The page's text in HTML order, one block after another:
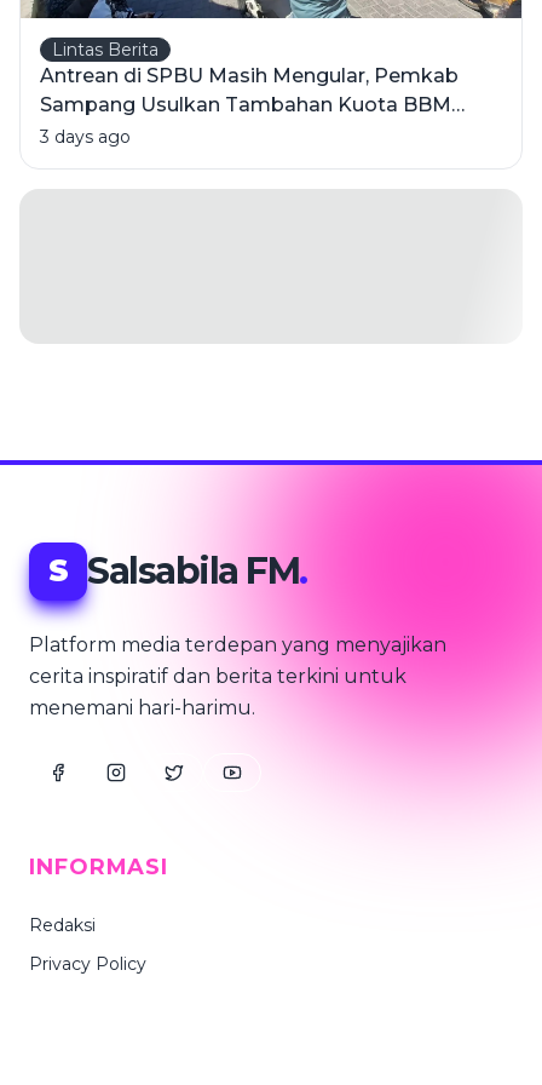
Lintas Berita
Antrean di SPBU Masih Mengular, Pemkab
Sampang Usulkan Tambahan Kuota BBM
Bersubsidi
3 days ago
S Salsabila FM.
Platform media terdepan yang menyajikan
cerita inspiratif dan berita terkini untuk
menemani hari-harimu.
INFORMASI
Redaksi
Privacy Policy